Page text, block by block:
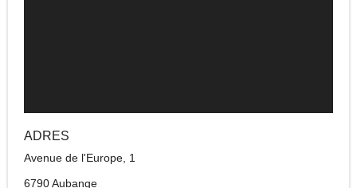
ADRES
Avenue de l'Europe, 1
6790 Aubange